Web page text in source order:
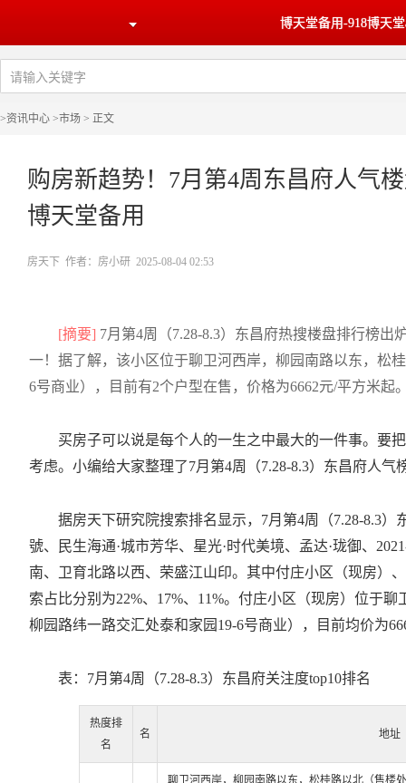
博天堂备用-918博天堂
>资讯中心 >市场 > 正文
购房新趋势！7月第4周东昌府人气
博天堂备用
房天下 作者：房小研 2025-08-04 02:53
[摘要] 7月第4周（7.28-8.3）东昌府热搜楼盘排行榜
一！据了解，该小区位于聊卫河西岸，柳园南路以东，松
6号商业），目前有2个户型在售，价格为6662元/平方米起
买房子可以说是每个人的一生之中最大的一件事。要
考虑。小编给大家整理了7月第4周（7.28-8.3）东昌府人
据房天下研究院搜索排名显示，7月第4周（7.28-8.3
號、民生海通·城市芳华、星光·时代美境、孟达·珑御、
南、卫育北路以西、荣盛江山印。其中付庄小区（现房）
索占比分别为22%、17%、11%。付庄小区（现房）位于
柳园路纬一路交汇处泰和家园19-6号商业），目前均价为
表：7月第4周（7.28-8.3）东昌府关注度top10排名
热度排
名
名 地址
聊卫河西岸，柳园南路以东，松桂路以北（售楼